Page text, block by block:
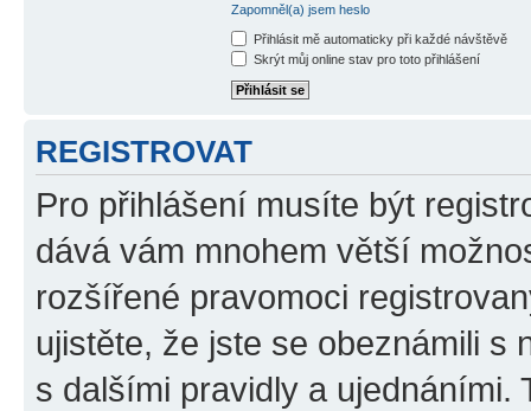
Zapomněl(a) jsem heslo
Přihlásit mě automaticky při každé návštěvě
Skrýt můj online stav pro toto přihlášení
REGISTROVAT
Pro přihlášení musíte být
dává vám mnohem větší
rozšířené pravomoci
ujistěte, že jste se obeznámili s
s dalšími pravidly a ujednáními.